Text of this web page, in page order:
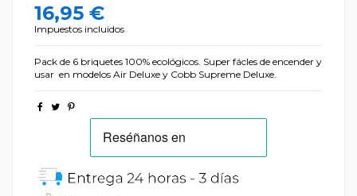
16,95 €
Impuestos incluidos
Pack de 6 briquetes 100% ecológicos. Super fácles de encender y
usar en modelos Air Deluxe y Cobb Supreme Deluxe.